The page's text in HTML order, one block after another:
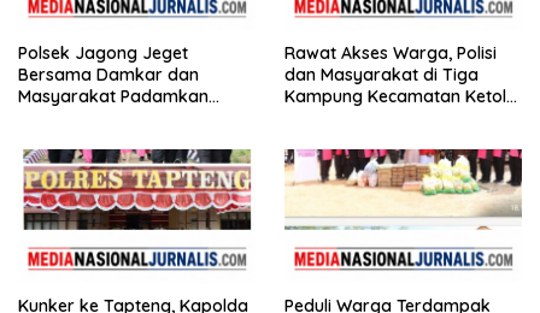
Polsek Jagong Jeget
Bersama Damkar dan
Masyarakat Padamkan
Rawat Akses Warga, Polisi
dan Masyarakat di Tiga
Kampung Kecamatan Ketol
Kunker ke Tapteng, Kapolda
Peduli Warga Terdampak